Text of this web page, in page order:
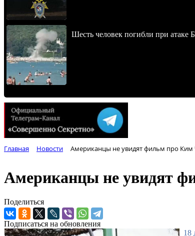
Шесть человек погибли при
Главная Новости Американцы не увидят фильм про Ким
Американцы не увидят
Поделиться
Подписаться на обновления
18